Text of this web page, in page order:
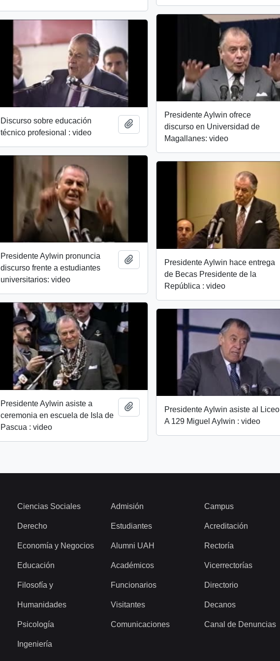
Presidente Aylwin ofrece
discurso en Universidad de
Magallanes: video
Discurso sobre educación
técnico profesional : video
Añadir al portapapeles
Presidente Aylwin pronuncia
discurso frente a estudiantes
universitarios: video
Añadir al portapapeles
Presidente Aylwin hace entrega
de Becas Presidente de la
República : video
Presidente Aylwin asiste a
ceremonia en escuela de Isla de
Pascua : video
Añadir al portapapeles
Presidente Aylwin asiste al Liceo
A 129 Miguel Aylwin : video
Ciencias Sociales
Derecho
Economía y Negocios
Educación
Filosofía y
Humanidades
Psicología
Ingeniería
Admisión
Estudiantes
Alumni UAH
Académicos
Funcionarios
Visitantes
Comunicaciones
Campus
Acreditación
Rectoría
Vicerrectorías
Directorio
Decanos
Canal de Denuncias